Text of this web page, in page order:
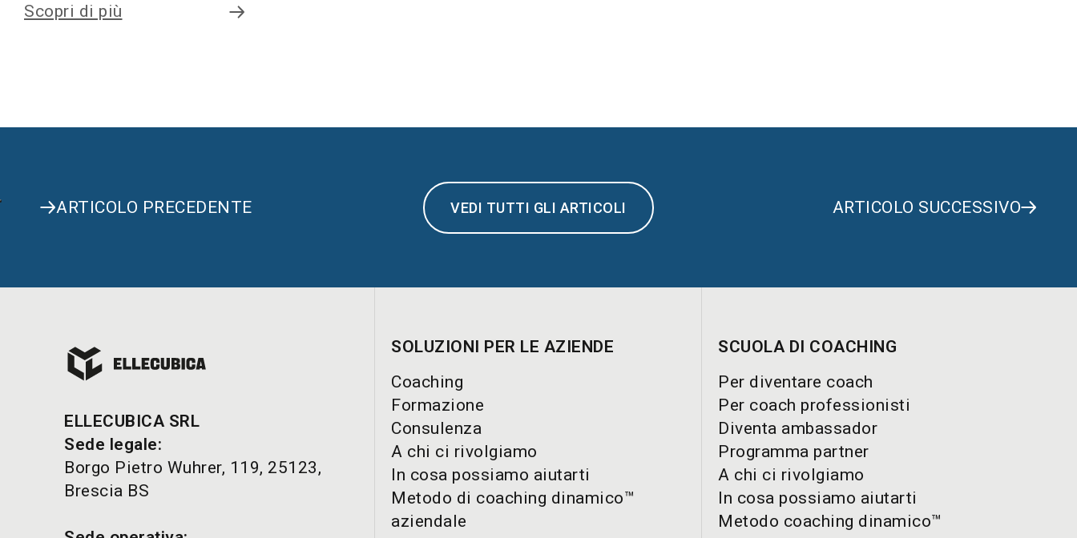
Scopri di più
ARTICOLO PRECEDENTE VEDI TUTTI GLI ARTICOLI ARTICOLO SUCCESSIVO
ELLECUBICA SRL
Sede legale:
Borgo Pietro Wuhrer, 119, 25123,
Brescia BS
SOLUZIONI PER LE AZIENDE
Coaching
Formazione
Consulenza
A chi ci rivolgiamo
In cosa possiamo aiutarti
Metodo di coaching dinamico™
aziendale
SCUOLA DI COACHING
Per diventare coach
Per coach professionisti
Diventa ambassador
Programma partner
A chi ci rivolgiamo
In cosa possiamo aiutarti
Metodo coaching dinamico™